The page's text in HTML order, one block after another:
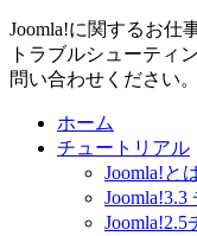
Joomla!に関するお仕
トラブルシューティ
問い合わせください。
ホーム
チュートリアル
Joomla!と